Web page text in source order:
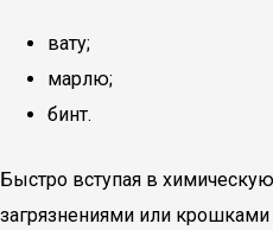
вату;
марлю;
бинт.
Быстро вступая в
загрязнениями или